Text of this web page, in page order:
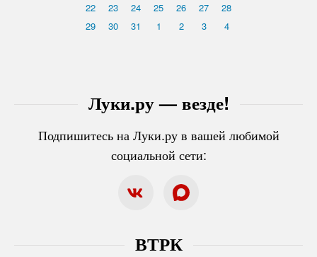
Луки.ру — везде!
Подпишитесь на Луки.ру в вашей любимой
социальной сети:
22
23 24 25 26 27
28
29
30 31 1 2 3 4
ВТРК